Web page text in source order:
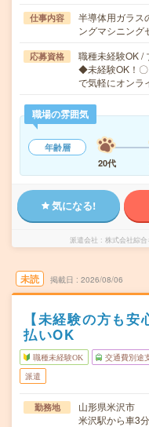
仕事内容
半導体用ガラス
ングマシニン
応募資格
職種未経験OK /
◆未経験OK！〇
で気軽にオン
職場の雰囲気
年齢層
20代
気になる!
派遣会社 株式会社綜
未読 掲載日 2026/08/06
【未経験の方も
払いOK
職種未経験OK 交通費別途
派遣
勤務地
山形県米沢市
米沢駅から車3分